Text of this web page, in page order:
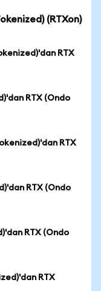
(RTXon)
RTX
RTX (Ondo
RTX
RTX (Ondo
RTX (Ondo
RTX